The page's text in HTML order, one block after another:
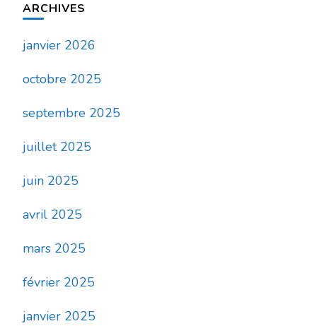
ARCHIVES
janvier 2026
octobre 2025
septembre 2025
juillet 2025
juin 2025
avril 2025
mars 2025
février 2025
janvier 2025